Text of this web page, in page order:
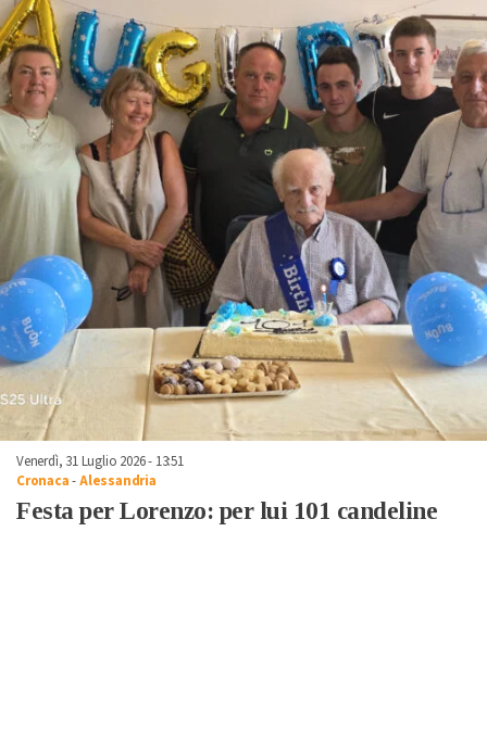
Venerdì, 31 Luglio 2026 - 13:51
Cronaca-Alessandria
Festa per Lorenzo: per lui 101 candeline